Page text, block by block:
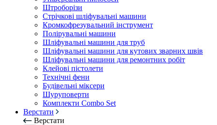
Штроборізи
Стрічкові шліфувальні машини
Кромкофрезувальний інструмент
Полірувальні машини
Шліфувальні машини для труб
Шліфувальні машини для кутових зварних швів
Шліфувальні машини для ремонтних робіт
Клейові пістолети
Технічні фени
Будівельні міксери
Шуруповерти
Комплекти Combo Set
Верстати
Верстати